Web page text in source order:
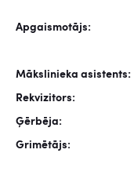
Apgaismotājs:
Mākslinieka asistents:
Rekvizitors:
Ģērbēja:
Grimētājs: